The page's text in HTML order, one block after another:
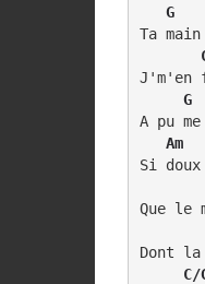
G
Ta main
J'm'en
G
A pu
Am
Si doux
Que le
Dont
C/